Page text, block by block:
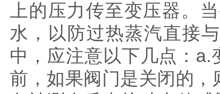
上的压力传至变压器。
水，以防过热蒸汽直接
中，应注意以下几点：
前，如果阀门是关闭的